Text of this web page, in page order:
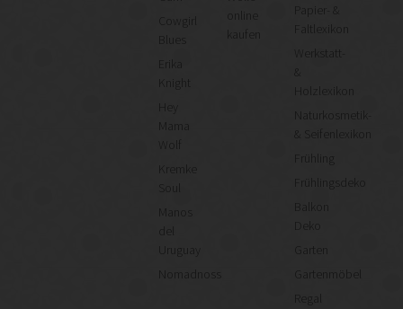
Cowgirl
Knight
Mama
Wolf
Kremke
Manos
Uruguay
Nomadnoss
kaufen
Papier- &
Faltlexikon
Werkstatt-
&
Holzlexikon
Naturkosmetik-
& Seifenlexikon
Frühling
Frühlingsdeko
Deko
Garten
Gartenmöbel
Regal